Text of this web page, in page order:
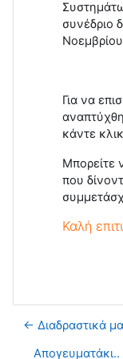
συνέδριο
Για να
κάντε κλικ
Μπορείτε
που
Καλή
← Διαδραστικά